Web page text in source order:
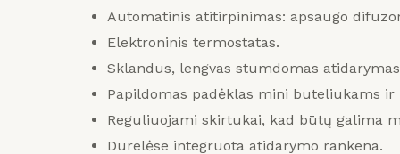
Automatinis atitirpinimas: apsaugo
Elektroninis termostatas.
Sklandus, lengvas stumdomas
Papildomas padėklas mini buteliukams ir
Reguliuojami skirtukai, kad būtų galima
Durelėse integruota atidarymo rankena.